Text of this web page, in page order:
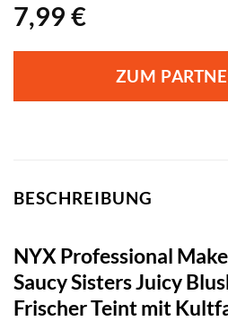
7,99 €
ZUM
BESCHREIBUNG
NYX Professional
Saucy Sisters Juicy
Frischer Teint mit